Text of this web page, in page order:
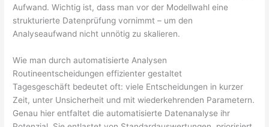
Aufwand. Wichtig ist, dass man vor der Modellwahl eine
strukturierte Datenprüfung vornimmt – um den
Analyseaufwand nicht unnötig zu skalieren.
Wie man durch automatisierte Analysen
Routineentscheidungen effizienter gestaltet
Tagesgeschäft bedeutet oft: viele Entscheidungen in kurzer
Zeit, unter Unsicherheit und mit wiederkehrenden Parametern.
Genau hier entfaltet die automatisierte Datenanalyse ihr